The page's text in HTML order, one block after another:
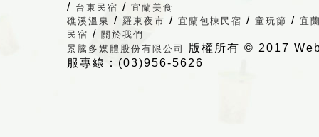
/ 台東民宿 /宜蘭美食
礁溪溫泉 /羅東夜市/宜蘭包棟民宿/童玩節 /宜
民宿 /關於我們
景騰多媒體股份有限公司
版權所有 © 2017
服專線：(03)956-5626